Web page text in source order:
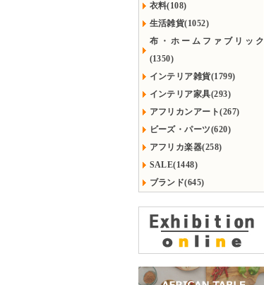
衣料(108)
生活雑貨(1052)
布・ホームファブリック
(1350)
インテリア雑貨(1799)
インテリア家具(293)
アフリカンアート(267)
ビーズ・パーツ(620)
アフリカ楽器(258)
SALE(1448)
ブランド(645)